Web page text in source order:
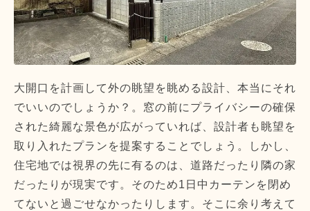
大開口を計画して外の眺望を眺める設計、本当にそれ
でいいのでしょうか？。窓の前にプライバシーの確保
された綺麗な景色が広がっていれば、設計者も眺望を
取り入れたプランを提案することでしょう。しかし、
住宅地では視界の先に有るのは、道路だったり隣の家
だったりが現実です。そのため1日中カーテンを閉め
てないと過ごせなかったりします。そこに余り考えて